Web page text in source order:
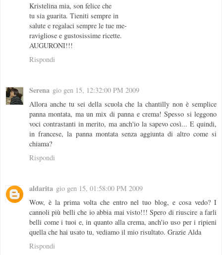
Kristelina mia, son felice che
tu sia guarita. Tieniti sempre in
salute e regalaci sempre le tue me-
ravigliose e gustosissime ricette.
AUGURONI!!!
Rispondi
Serena gio gen 15, 12:32:00 PM 2009
Allora anche tu sei della scuola che la chantilly non è semplice
panna montata, ma un mix di panna e crema! Spesso si leggono
voci contrastanti in merito, ma anch'io la sapevo così... E quindi,
in francese, la panna montata senza aggiunta di altro come si
chiama?
Rispondi
aldarita gio gen 15, 01:58:00 PM 2009
Wow, è la prima volta che entro nel tuo blog, e cosa vedo? I
cannoli più belli che io abbia mai visto!!! Spero di riuscire a farli
belli come i tuoi e, in quanto alla crema, anch'io uso per i ripieni
quella che hai usato tu, vediamo il mio risultato. Grazie Alda
Rispondi